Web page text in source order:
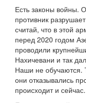
Есть законы войны.
противник
считай, что в этой
перед 2020 годом
проводили
Нахичевани и так
Наши не обучаются.
они отказывались
происходит и сейчас.